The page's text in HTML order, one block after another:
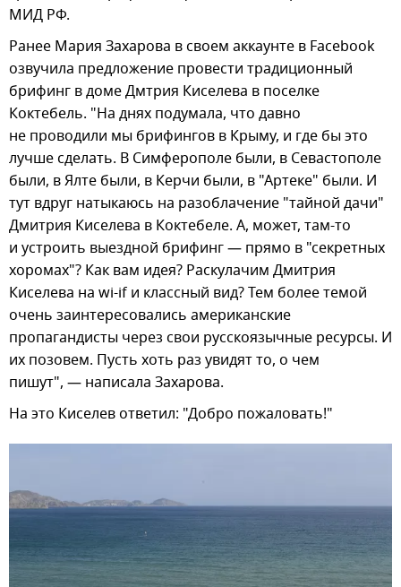
МИД РФ.
Ранее Мария Захарова в своем аккаунте в Facebook
озвучила предложение провести традиционный
брифинг в доме Дмтрия Киселева в поселке
Коктебель. "На днях подумала, что давно
не проводили мы брифингов в Крыму, и где бы это
лучше сделать. В Симферополе были, в Севастополе
были, в Ялте были, в Керчи были, в "Артеке" были. И
тут вдруг натыкаюсь на разоблачение "тайной дачи"
Дмитрия Киселева в Коктебеле. А, может, там-то
и устроить выездной брифинг — прямо в "секретных
хоромах"? Как вам идея? Раскулачим Дмитрия
Киселева на wi-if и классный вид? Тем более темой
очень заинтересовались американские
пропагандисты через свои русскоязычные ресурсы. И
их позовем. Пусть хоть раз увидят то, о чем
пишут", — написала Захарова.
На это Киселев ответил: "Добро пожаловать!"